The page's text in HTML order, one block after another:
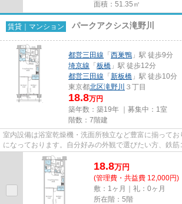
面積：51.35㎡
賃貸｜マンション パークアクシス滝野川
都営三田線 「 西巣鴨 」駅 徒歩9分
埼京線 「 板橋 」駅 徒歩12分
都営三田線 「 新板橋 」駅 徒歩10分
東京都北区滝野川 ３丁目
18.8万円
築年数：築19年 ｜募集中： 1室
階数：7階建
室内設備は浴室乾燥機・洗面所独立など豊富に揃って
になっております。自分好みの外観で選びたい方、鉄
トです。朝に慌てることなく...
18.8万円
(管理費・共益費 12,000円)
敷：1ヶ月｜礼：0ヶ月
所在階：5階